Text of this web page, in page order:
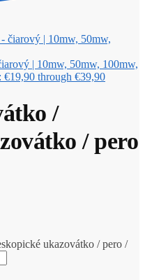
| 10mw, 50mw, 100mw,
€19,90 through €39,90
/
/ pero
ukazovátko / pero /